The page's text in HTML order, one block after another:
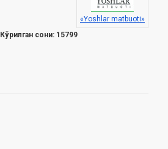
«Yoshlar matbuoti»
Кўрилган сони: 15799